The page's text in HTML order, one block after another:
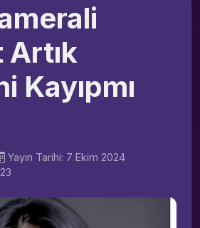
Artık
Kayıpmı
Yayın Tarihi: 7 Ekim 2024